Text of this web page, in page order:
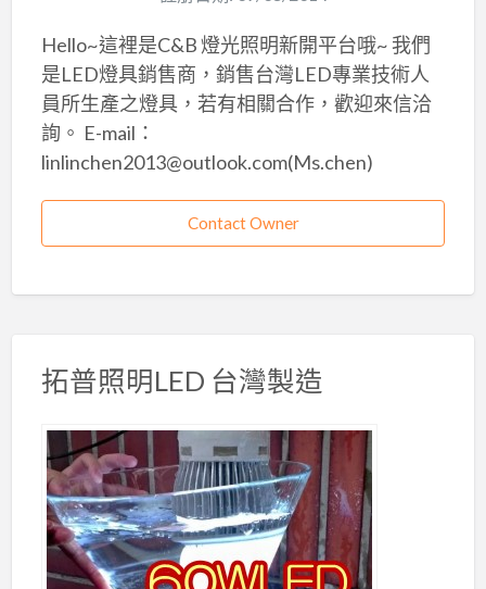
Hello~這裡是C&B 燈光照明新開平台哦~ 我們
是LED燈具銷售商，銷售台灣LED專業技術人
員所生產之燈具，若有相關合作，歡迎來信洽
詢。 E-mail：
linlinchen2013@outlook.com(Ms.chen)
Contact Owner
拓普照明LED 台灣製造